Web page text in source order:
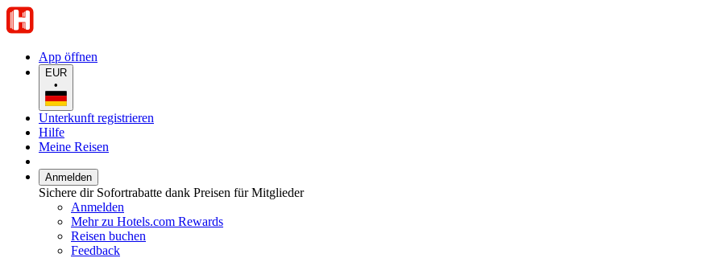
App öffnen
EUR
•
Unterkunft registrieren
Hilfe
Meine Reisen
Anmelden
Sichere dir Sofortrabatte dank Preisen für Mitglieder
Anmelden
Mehr zu Hotels.com Rewards
Reisen buchen
Feedback